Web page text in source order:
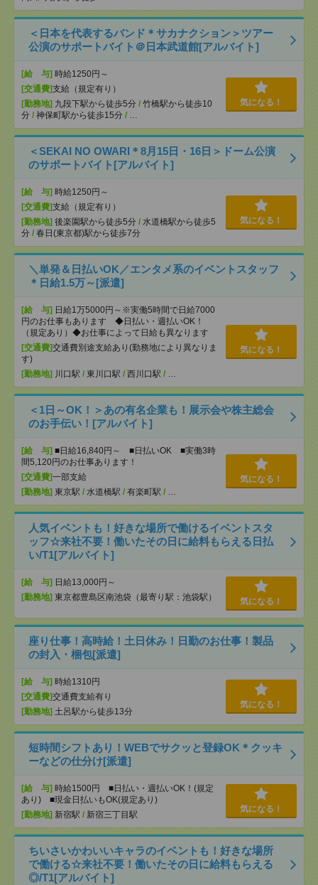
＜日本を代表するバンド＊サカナクション＞ツアー
公演のサポートバイト＠日本武道館[アルバイト]
[給 与] 時給1250円～
[交通費]支給（規定有り）
[勤務地] 九段下駅から徒歩5分 / 竹橋駅から徒歩10
分 / 神保町駅から徒歩15分 / …
気になる！
＜SEKAI NO OWARI＊8月15日・16日＞ドーム公演
のサポートバイト[アルバイト]
[給 与] 時給1250円～
[交通費]支給（規定有り）
[勤務地] 後楽園駅から徒歩5分 / 水道橋駅から徒歩5
分 / 春日(東京都)駅から徒歩7分
気になる！
＼単発＆日払いOK／エンタメ系のイベントスタッフ
＊日給1.5万～[派遣]
[給 与] 日給1万5000円～※実働5時間で日給7000
円のお仕事もあります ◆日払い・週払いOK！
（規定あり）◆お仕事によって日給も異なります
[交通費]交通費別途支給あり(勤務地により異なりま
す)
[勤務地] 川口駅 / 東川口駅 / 西川口駅 / …
気になる！
＜1日～OK！＞あの有名企業も！展示会や株主総会
のお手伝い！[アルバイト]
[給 与] ■日給16,840円～ ■日払いOK ■実働3時
間5,120円のお仕事あります！
[交通費]一部支給
[勤務地] 東京駅 / 水道橋駅 / 有楽町駅 / …
気になる！
人気イベントも！好きな場所で働けるイベントスタ
ッフ☆来社不要！働いたその日に給料もらえる日払
い/T1[アルバイト]
[給 与] 日給13,000円～
[勤務地] 東京都豊島区南池袋（最寄り駅：池袋駅） 気になる！
座り仕事！高時給！土日休み！日勤のお仕事！製品
の封入・梱包[派遣]
[給 与] 時給1310円
[交通費]交通費支給有り
[勤務地] 土呂駅から徒歩13分
気になる！
短時間シフトあり！WEBでサクッと登録OK＊クッキ
ーなどの仕分け[派遣]
[給 与] 時給1500円 ■日払い・週払いOK！(規定
あり) ■現金日払いもOK(規定あり)
[勤務地] 新宿駅 / 新宿三丁目駅
気になる！
ちいさいかわいいキャラのイベントも！好きな場所
で働ける☆来社不要！働いたその日に給料もらえる
◎/T1[アルバイト]